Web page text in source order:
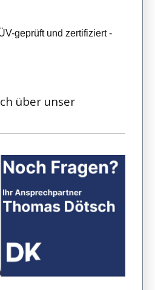
geprüft und zertifiziert -
über unser